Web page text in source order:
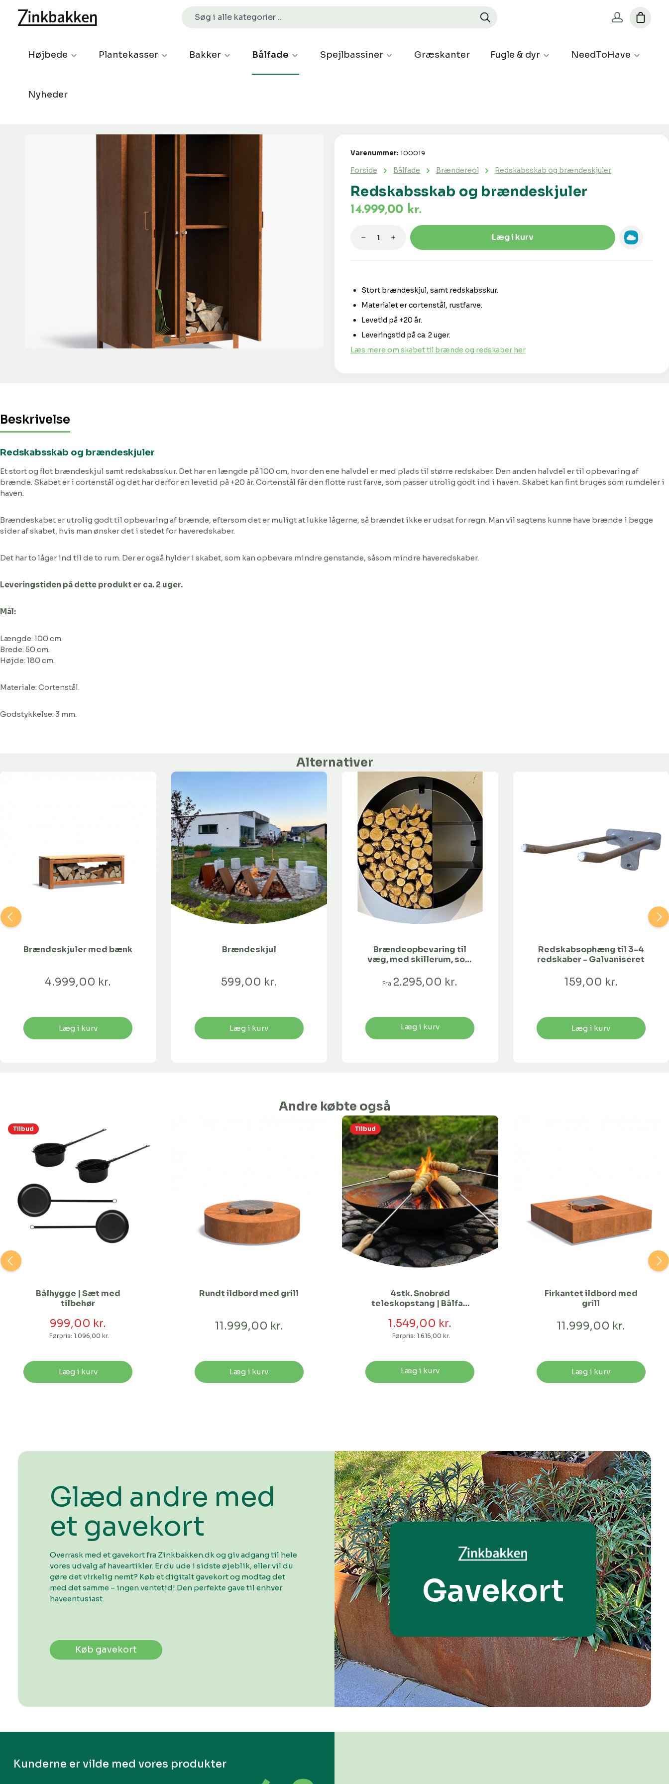
Højbede Plantekasser Bakker Bålfade Spejlbassiner Græskanter Fugle & dyr NeedToHave
Nyheder
Redskabsskab og brændeskjuler
Forside Bålfade Brændereol Redskabsskab og brændeskjuler
Varenummer: 100019
Stort brændeskjul, samt redskabsskur.
Materialet er cortenstål, rustfarve.
Levetid på +20 år.
Leveringstid på ca. 2 uger.
Læs mere om skabet til brænde og redskaber her
14.999,00 kr.
Produktmængde: Indtast den ønskede mængde,
Læg i kurv
Beskrivelse
Redskabsskab og brændeskjuler
Et stort og flot brændeskjul samt redskabsskur. Det har en længde på 100 cm, hvor den ene halvdel er med plads til større redskaber. Den anden halvdel er til opbevaring af
brænde. Skabet er i cortenstål og det har derfor en levetid på +20 år. Cortenstål får den flotte rust farve, som passer utrolig godt ind i haven. Skabet kan fint bruges som rumdeler i
haven.
Brændeskabet er utrolig godt til opbevaring af brænde, eftersom det er muligt at lukke lågerne, så brændet ikke er udsat for regn. Man vil sagtens kunne have brænde i begge
sider af skabet, hvis man ønsker det i stedet for haveredskaber.
Det har to låger ind til de to rum. Der er også hylder i skabet, som kan opbevare mindre genstande, såsom mindre haveredskaber.
Leveringstiden på dette produkt er ca. 2 uger.
Mål:
Længde: 100 cm.
Brede: 50 cm.
Højde: 180 cm.
Materiale: Cortenstål.
Godstykkelse: 3 mm.
Alternativer
Brændeskjuler med bænk
4.999,00 kr.
Læg i kurv
Brændeskjul
599,00 kr.
Læg i kurv
Brændeopbevaring til
væg, med skillerum, sort
Fra 2.295,00 kr.
Læg i kurv
Redskabsophæng til 3-4
redskaber - Galvaniseret
159,00 kr.
Læg i kurv
Andre købte også
Tilbud
Bålhygge | Sæt med
tilbehør
999,00 kr.
Førpris: 1.096,00 kr.
Læg i kurv
Rundt ildbord med grill
11.999,00 kr.
Læg i kurv
Tilbud
4stk. Snobrød
teleskopstang | Bålfad
1.549,00 kr.
Førpris: 1.615,00 kr.
Læg i kurv
Firkantet ildbord med
grill
11.999,00 kr.
Læg i kurv
Glæd andre med
et gavekort
Overrask med et gavekort fra Zinkbakken.dk og giv adgang til hele
vores udvalg af haveartikler. Er du ude i sidste øjeblik, eller vil du
gøre det virkelig nemt? Køb et digitalt gavekort og modtag det
med det samme – ingen ventetid! Den perfekte gave til enhver
haveentusiast.
Køb gavekort
Gavekort
Kunderne er vilde med vores produkter